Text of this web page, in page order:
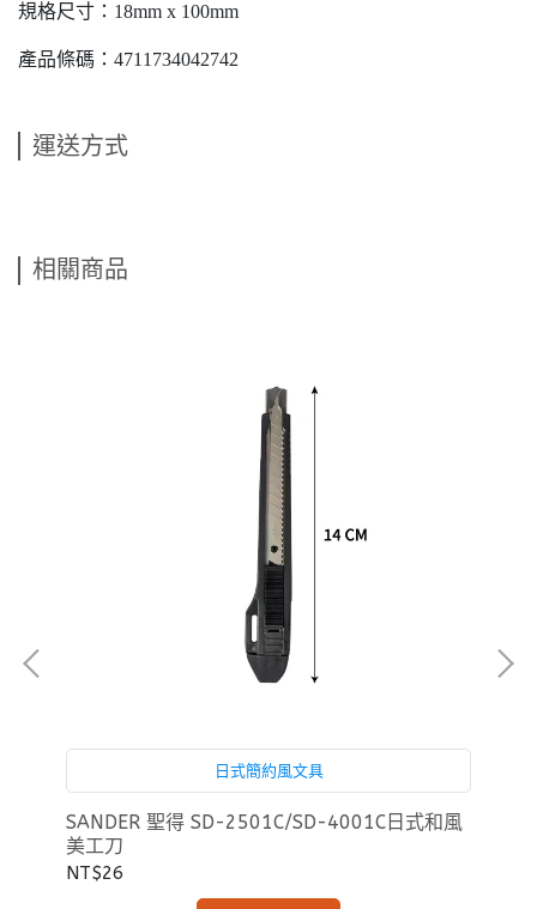
規格尺寸：18mm x 100mm
產品條碼：4711734042742
運送方式
相關商品
日式簡約風文具
SANDER 聖得 SD-2501C/SD-4001C日式和風
美工刀
NT$26